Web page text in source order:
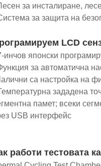
за инсталиране,
за защита на
LCD
инчов японски
за автоматична
са настройка на
зададена
памет; всеки
USB интерфейс
работи тестовата